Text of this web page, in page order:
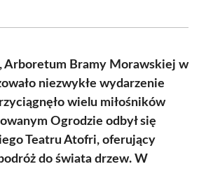
Arboretum Bramy Morawskiej w
niezwykłe wydarzenie
wielu miłośników
Ogrodzie odbył się
Teatru Atofri, oferujący
do świata drzew. W